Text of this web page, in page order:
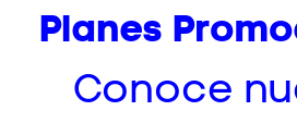
Planes
Conoce